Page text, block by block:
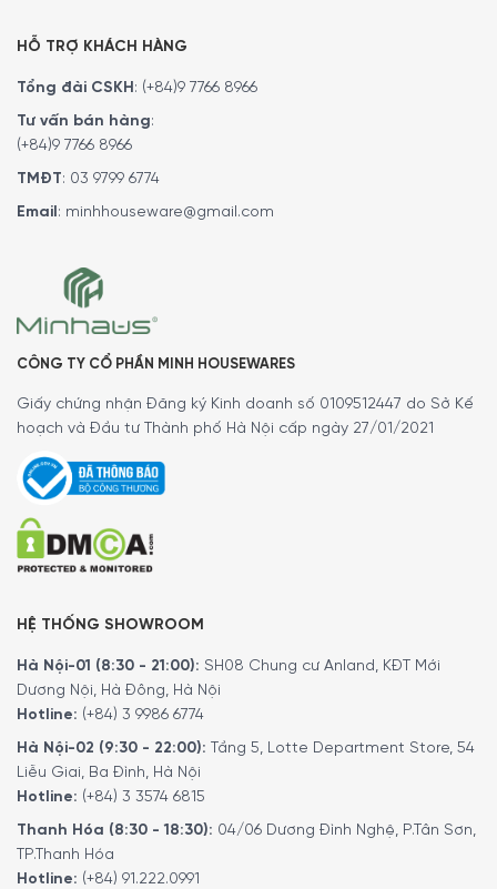
Bạn có thể hút ẩm bất cứ lúc nào và bất cứ
nơi nào
Máy hút ẩm Medion MD 19679 tự tin bởi khả năng hút ẩm
tốc độ cao. Vận hành bởi động cơ mạnh mẽ cùng cảm
biến hơi ẩm thông minh giúp xác định vùng cần khắc phục,
quả cao hơn, hút ẩm nhanh hơn và tiết kiệm điện hơn nữa.
sẽ hài lòng bởi chỉ mất chưa đến 15 phút cả căn phòng đã
như khoác lên tấm áo mới, khô thoáng, trong lành và
HỖ TRỢ KHÁCH HÀNG
Tổng đài CSKH : (+84)9 7766 8966
Tư vấn bán hàng:
(+84)9 7766 8966
TMĐT: 03 9799 6774
Email : minhhouseware@gmail.com
CÔNG TY CỔ PHẦN MINH HOUSEWARES
Giấy chứng nhận Đăng ký Kinh doanh số 0109512447 do Sở Kế
hoạch và Đầu tư Thành phố Hà Nội cấp ngày 27/01/2021
HỆ THỐNG SHOWROOM
Hà Nội-01 (8:30 - 21:00): SH08 Chung cư Anland, KĐT Mới
Dương Nội, Hà Đông, Hà Nội
Hotline: (+84) 3 9986 6774
Hà Nội-02 (9:30 - 22:00): Tầng 5, Lotte Department Store, 54
Liễu Giai, Ba Đình, Hà Nội
Hotline: (+84) 3 3574 6815
Thanh Hóa (8:30 - 18:30): 04/06 Dương Đình Nghệ, P.Tân Sơn,
TP.Thanh Hóa
Hotline: (+84) 91.222.0991